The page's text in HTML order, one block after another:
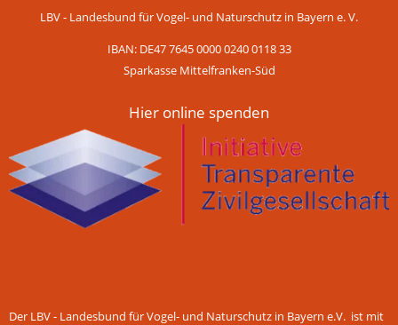
LBV - Landesbund für Vogel- und Naturschutz in Bayern e. V.
IBAN: DE47 7645 0000 0240 0118 33
Sparkasse Mittelfranken-Süd
Hier online spenden
Der LBV - Landesbund für Vogel- und Naturschutz in Bayern e.V. ist mit